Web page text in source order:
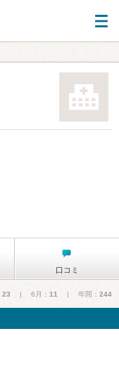
口コミ
23 | 6月： 11 | 年間： 244